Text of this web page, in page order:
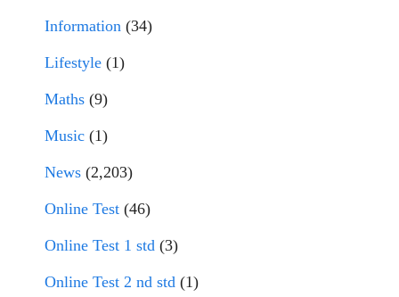
Information (34)
Lifestyle (1)
Maths (9)
Music (1)
News (2,203)
Online Test (46)
Online Test 1 std (3)
Online Test 2 nd std (1)